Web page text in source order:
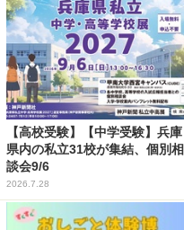
【高校受験】【中学受験】兵庫
県内の私立31校が集結、個別相
談会9/6
2026.7.28